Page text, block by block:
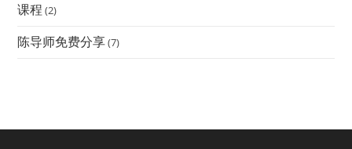
课程 (2)
陈导师免费分享(7)